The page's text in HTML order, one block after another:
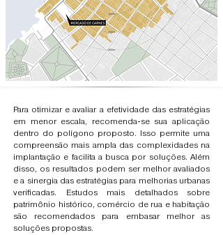
Para otimizar e avaliar a efetividade das estratégias
em menor escala, recomenda-se sua aplicação
dentro do polígono proposto. Isso permite uma
compreensão mais ampla das complexidades na
implantação e facilita a busca por soluções. Além
disso, os resultados podem ser melhor avaliados
e a sinergia das estratégias para melhorias urbanas
verificadas. Estudos mais detalhados sobre
patrimônio histórico, comércio de rua e habitação
são recomendados para embasar melhor as
soluções propostas.